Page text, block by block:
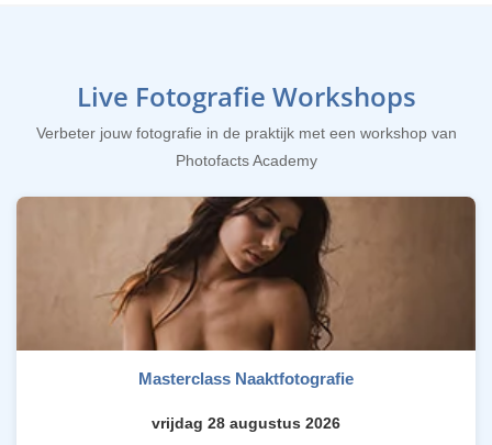
Live Fotografie Workshops
Verbeter jouw fotografie in de praktijk met een workshop van
Photofacts Academy
Masterclass Naaktfotografie
vrijdag 28 augustus 2026